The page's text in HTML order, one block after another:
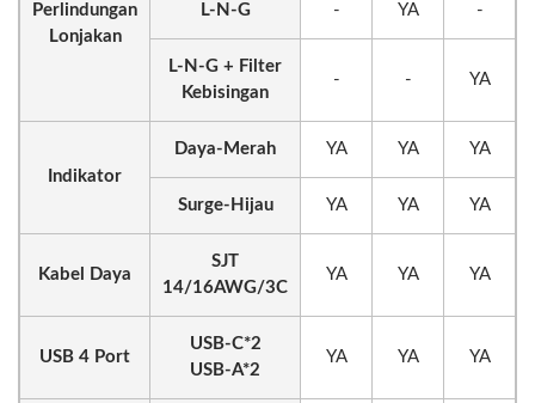
Perlindungan
Lonjakan
L-N-G - YA -
L-N-G + Filter
Kebisingan
- - YA
Indikator
Daya-Merah YA YA YA
Surge-Hijau YA YA YA
Kabel Daya
SJT
14/16AWG/3C
YA YA YA
USB 4 Port
USB-C*2
USB-A*2
YA YA YA